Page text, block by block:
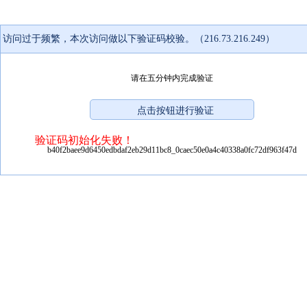
访问过于频繁，本次访问做以下验证码校验。（216.73.216.249）
请在五分钟内完成验证
验证码初始化失败！
b40f2baee9d6450edbdaf2eb29d11bc8_0caec50e0a4c40338a0fc72df963f47d